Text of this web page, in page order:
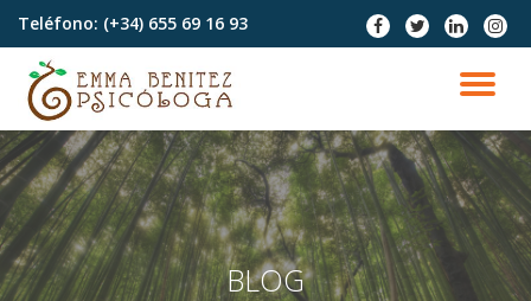
Saltar
contenido
Teléfono: (+34) 655 69 16 93
fa-
facebook
fa-
twitter
fa-
linkedin
fa-
BLOG